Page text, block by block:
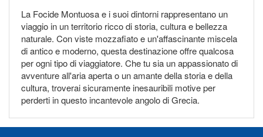
La Focide Montuosa e i suoi dintorni rappresentano un
viaggio in un territorio ricco di storia, cultura e bellezza
naturale. Con viste mozzafiato e un'affascinante miscela
di antico e moderno, questa destinazione offre qualcosa
per ogni tipo di viaggiatore. Che tu sia un appassionato di
avventure all'aria aperta o un amante della storia e della
cultura, troverai sicuramente inesauribili motive per
perderti in questo incantevole angolo di Grecia.